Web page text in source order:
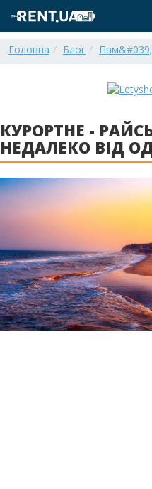
Головна Блог
КУРОРТНЕ -
НЕДАЛЕКО ВІД